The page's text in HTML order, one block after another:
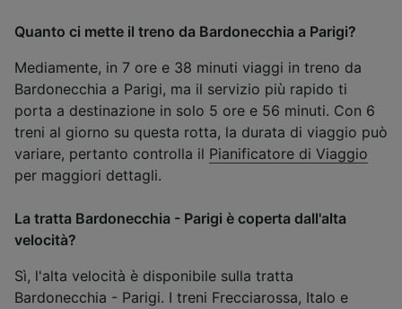
Quanto ci mette il treno da Bardonecchia a Parigi?
Mediamente, in 7 ore e 38 minuti viaggi in treno da
Bardonecchia a Parigi, ma il servizio più rapido ti
porta a destinazione in solo 5 ore e 56 minuti. Con 6
treni al giorno su questa rotta, la durata di viaggio può
variare, pertanto controlla il Pianificatore di Viaggio
per maggiori dettagli.
La tratta Bardonecchia - Parigi è coperta dall'alta
velocità?
Sì, l'alta velocità è disponibile sulla tratta
Bardonecchia - Parigi. I treni Frecciarossa, Italo e